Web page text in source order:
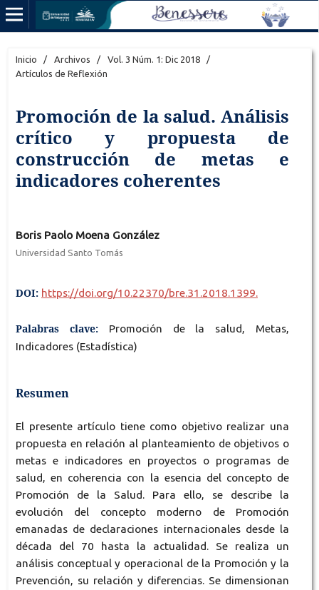
Inicio / Archivos / Vol. 3 Núm. 1: Dic 2018
/
Artículos de Reflexión
Promoción de la salud. Análisis
crítico y propuesta de
construcción de metas e
indicadores coherentes
Boris Paolo Moena González
Universidad Santo Tomás
DOI: https://doi.org/10.22370/bre.31.2018.1399.
Palabras clave:
Promoción de la salud, Metas,
Indicadores (Estadística)
Resumen
El presente artículo tiene como objetivo realizar una
propuesta en relación al planteamiento de objetivos o
metas e indicadores en proyectos o programas de
salud, en coherencia con la esencia del concepto de
Promoción de la Salud. Para ello, se describe la
evolución del concepto moderno de Promoción
emanadas de declaraciones internacionales desde la
década del 70 hasta la actualidad. Se realiza un
análisis conceptual y operacional de la Promoción y la
Prevención, su relación y diferencias. Se dimensionan